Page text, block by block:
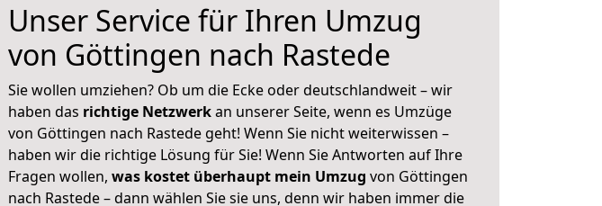
Unser Service für Ihren Umzug
von Göttingen nach Rastede
Sie wollen umziehen? Ob um die Ecke oder deutschlandweit – wir
haben das richtige Netzwerkan unserer Seite, wenn es Umzüge
von Göttingen nach Rastede geht! Wenn Sie nicht weiterwissen –
haben wir die richtige Lösung für Sie! Wenn Sie Antworten auf Ihre
Fragen wollen, was kostet überhaupt mein Umzug von Göttingen
nach Rastede – dann wählen Sie sie uns, denn wir haben immer die